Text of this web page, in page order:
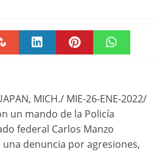
MICH./ MIE-26-ENE-2022/
un mando de la Policía
federal Carlos Manzo
denuncia por agresiones,